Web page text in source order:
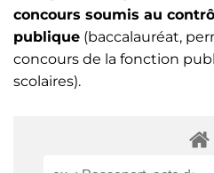
concours soumis au
publique (baccalauréat,
concours de la fonction
scolaires).